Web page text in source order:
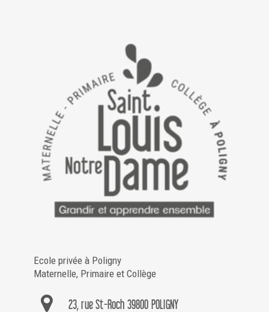
Ecole privée à Poligny
Maternelle, Primaire et Collège
23, rue St-Roch 39800 POLIGNY